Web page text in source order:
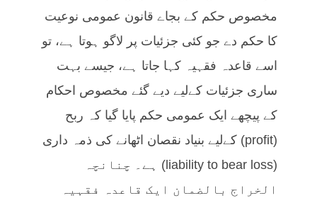
مخصوص حکم کے بجاے قانون عمومی نوعیت
کا حکم دے جو کئی جزئیات پر لاگو ہوتا ہے، تو
اسے قاعدہ فقہیہ کہا جاتا ہے، جیسے بہت
ساری جزئیات کےلیے دیے گئے مخصوص احکام
کے پیچھے ایک عمومی حکم پایا گیا کہ ربح
(profit) کےلیے بنیاد نقصان اٹھانے کی ذمہ داری
(liability to bear loss) ہے۔ چنانچہ
الخراج بالضمان ایک قاعدہ فقہیہ